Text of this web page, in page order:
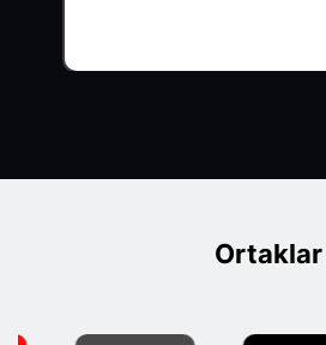
Ortaklar